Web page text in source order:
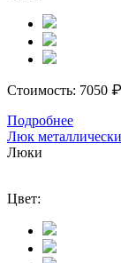
Стоимость: 7050 ₽
Подробнее
Люк
Люки
Цвет: